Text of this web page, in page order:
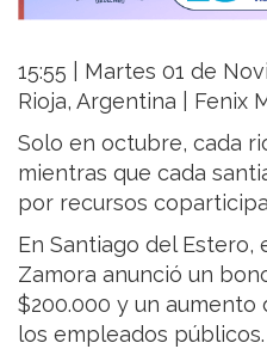
15:55 | Martes 01 de
Rioja, Argentina | Fenix
Solo en octubre, cada
mientras que cada
por recursos
En Santiago del
Zamora anunció un
$200.000 y un aumento
los empleados